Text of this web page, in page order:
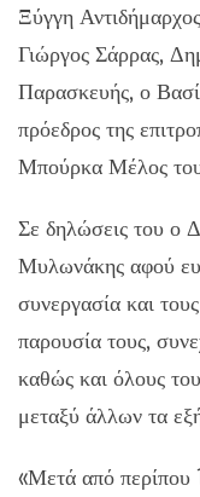
Ξύγγη
Γιώργος Σάρρας,
Παρασκευής, ο
πρόεδρος της
Μπούρκα Μέλος
Σε δηλώσεις του ο
Μυλωνάκης αφού
συνεργασία και
παρουσία τους,
καθώς και όλους
μεταξύ άλλων τα
«Μετά από περίπου